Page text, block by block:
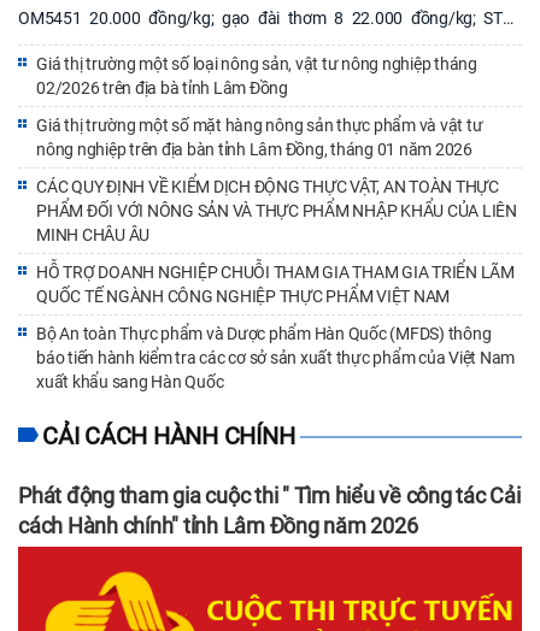
Giá thị trường một số loại nông sản, vật tư nông nghiệp tháng
02/2026 trên địa bà tỉnh Lâm Đồng
Giá thị trường một số mặt hàng nông sản thực phẩm và vật tư
nông nghiệp trên địa bàn tỉnh Lâm Đồng, tháng 01 năm 2026
CÁC QUY ĐỊNH VỀ KIỂM DỊCH ĐỘNG THỰC VẬT, AN TOÀN THỰC
PHẨM ĐỐI VỚI NÔNG SẢN VÀ THỰC PHẨM NHẬP KHẨU CỦA LIÊN
MINH CHÂU ÂU
HỖ TRỢ DOANH NGHIỆP CHUỖI THAM GIA THAM GIA TRIỂN LÃM
QUỐC TẾ NGÀNH CÔNG NGHIỆP THỰC PHẨM VIỆT NAM
Bộ An toàn Thực phẩm và Dược phẩm Hàn Quốc (MFDS) thông
báo tiến hành kiểm tra các cơ sở sản xuất thực phẩm của Việt Nam
xuất khẩu sang Hàn Quốc
CẢI CÁCH HÀNH CHÍNH
Phát động tham gia cuộc thi " Tìm hiểu về công tác Cải
cách Hành chính" tỉnh Lâm Đồng năm 2026